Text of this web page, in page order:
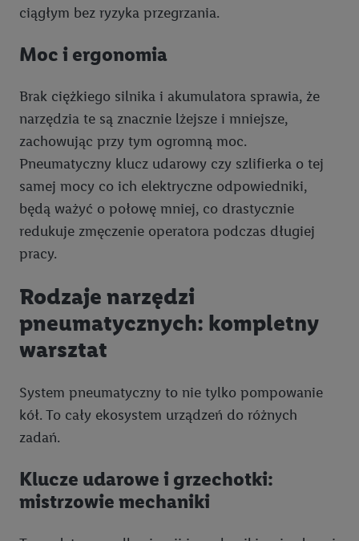
ciągłym bez ryzyka przegrzania.
Moc i ergonomia
Brak ciężkiego silnika i akumulatora sprawia, że
narzędzia te są znacznie lżejsze i mniejsze,
zachowując przy tym ogromną moc.
Pneumatyczny klucz udarowy czy szlifierka o tej
samej mocy co ich elektryczne odpowiedniki,
będą ważyć o połowę mniej, co drastycznie
redukuje zmęczenie operatora podczas długiej
pracy.
Rodzaje narzędzi
pneumatycznych: kompletny
warsztat
System pneumatyczny to nie tylko pompowanie
kół. To cały ekosystem urządzeń do różnych
zadań.
Klucze udarowe i grzechotki:
mistrzowie mechaniki